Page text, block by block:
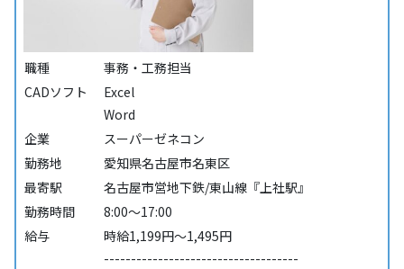
職種
事務・工務担当
CADソフト
Excel
Word
企業
スーパーゼネコン
勤務地
愛知県名古屋市名東区
最寄駅
名古屋市営地下鉄/東山線『上社駅』
勤務時間
8:00～17:00
給与
時給1,199円～1,495円
------------------------------------